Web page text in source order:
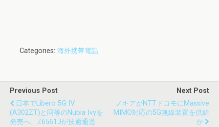
Categories: 海外携帯電話
Previous Post
日本でLibero 5G IV
(A302ZT)と同等のnubia Ivyを
発売へ、Z6561Jが技適通過
Next Post
ノキアがNTTドコモにMassive
MIMO対応の5G無線装置を供給
か